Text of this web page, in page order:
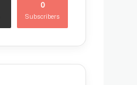
0
Subscribers